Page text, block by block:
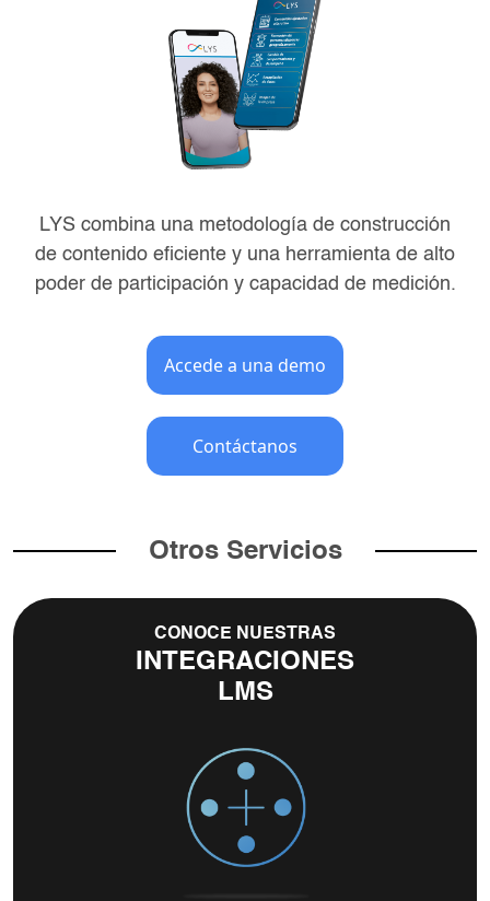
LYS combina una metodología de construcción
de contenido eficiente y una herramienta de alto
poder de participación y capacidad de medición.
Accede a una demo
Contáctanos
Otros Servicios
CONOCE NUESTRAS
INTEGRACIONES
LMS